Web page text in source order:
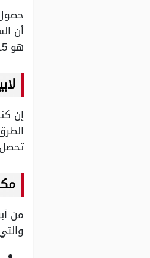
أن
هو 315 ريال سعودي وذلك للعبوة التي تحتوي على 60 كيس.
إن
من